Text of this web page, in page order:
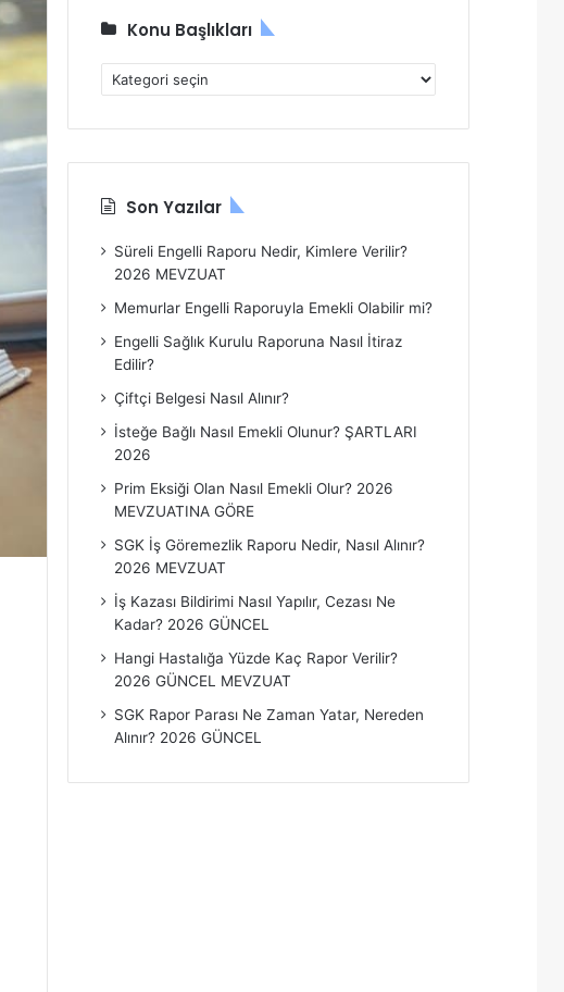
Konu Başlıkları
o
B
ş
ı
l
r
Son Yazılar
Süreli Engelli Raporu Nedir, Kimlere Verilir?
2026 MEVZUAT
Memurlar Engelli Raporuyla Emekli Olabilir mi?
Engelli Sağlık Kurulu Raporuna Nasıl İtiraz
Edilir?
Çiftçi Belgesi Nasıl Alınır?
İsteğe Bağlı Nasıl Emekli Olunur? ŞARTLARI
2026
Prim Eksiği Olan Nasıl Emekli Olur? 2026
MEVZUATINA GÖRE
SGK İş Göremezlik Raporu Nedir, Nasıl Alınır?
2026 MEVZUAT
İş Kazası Bildirimi Nasıl Yapılır, Cezası Ne
Kadar? 2026 GÜNCEL
Hangi Hastalığa Yüzde Kaç Rapor Verilir?
2026 GÜNCEL MEVZUAT
SGK Rapor Parası Ne Zaman Yatar, Nereden
Alınır? 2026 GÜNCEL